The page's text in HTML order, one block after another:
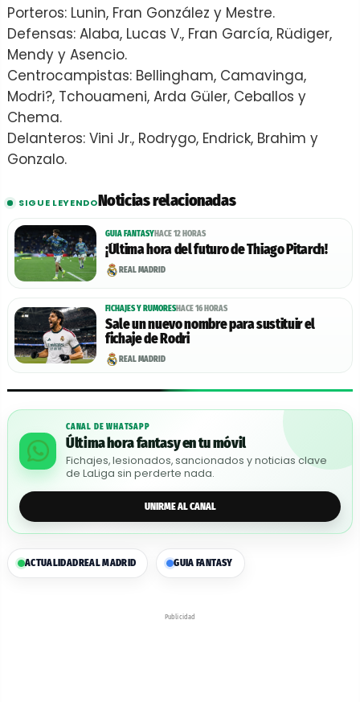
Porteros: Lunin, Fran González y Mestre.
Defensas: Alaba, Lucas V., Fran García, Rüdiger,
Mendy y Asencio.
Centrocampistas: Bellingham, Camavinga,
Modri?, Tchouameni, Arda Güler, Ceballos y
Chema.
Delanteros: Vini Jr., Rodrygo, Endrick, Brahim y
Gonzalo.
SIGUE LEYENDONoticias relacionadas
GUIA FANTASYHACE 12 HORAS
¡Última hora del futuro de Thiago Pitarch!
REAL MADRID
FICHAJES Y RUMORESHACE 16 HORAS
Sale un nuevo nombre para sustituir el
fichaje de Rodri
REAL MADRID
CANAL DE WHATSAPP
Última hora fantasy en tu móvil
Fichajes, lesionados, sancionados y noticias clave
de LaLiga sin perderte nada.
UNIRME AL CANAL
ACTUALIDAD REAL MADRID GUIA FANTASY
Publicidad